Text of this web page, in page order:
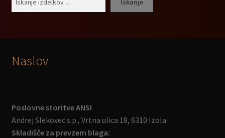
Iskanje
Naslov
Poslovne storitve ANSI
Andrej Slekovec s.p., Vrtna ulica 18, 6310 Izola
Skladišče za prevzem blaga: